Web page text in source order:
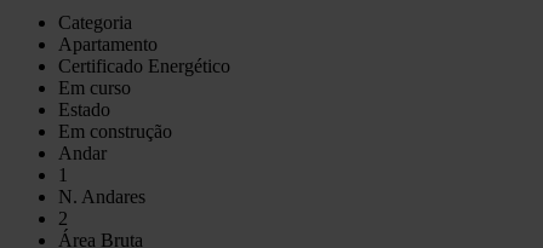
Categoria
Apartamento
Certificado Energético
Em curso
Estado
Em construção
Andar
1
N. Andares
2
Área Bruta